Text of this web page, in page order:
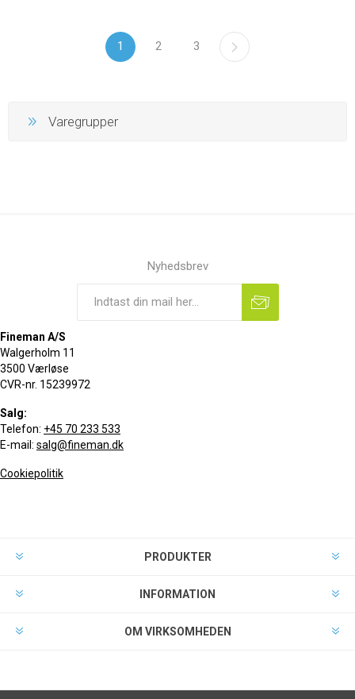
1 2 3
Varegrupper
Nyhedsbrev
Fineman A/S
Walgerholm 11
3500 Værløse
CVR-nr. 15239972
Salg:
Telefon: +45 70 233 533
E-mail: salg@fineman.dk
Cookiepolitik
PRODUKTER
INFORMATION
OM VIRKSOMHEDEN